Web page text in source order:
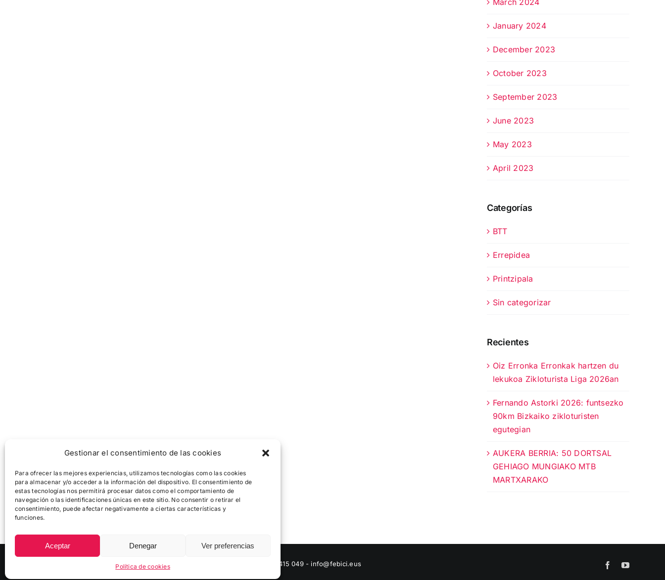
Gestionar el consentimiento de las cookies
Para ofrecer las mejores experiencias, utilizamos tecnologías como las cookies
para almacenar y/o acceder a la información del dispositivo. El consentimiento de
estas tecnologías nos permitirá procesar datos como el comportamiento de
navegación o las identificaciones únicas en este sitio. No consentir o retirar el
consentimiento, puede afectar negativamente a ciertas características y
funciones.
Aceptar Denegar Ver preferencias
Política de cookies
January 2024
December 2023
October 2023
September 2023
June 2023
May 2023
April 2023
Categorías
BTT
Errepidea
Printzipala
Sin categorizar
Recientes
Oiz Erronka Erronkak hartzen du
lekukoa Zikloturista Liga 2026an
Fernando Astorki 2026: funtsezko
90km Bizkaiko zikloturisten
egutegian
AUKERA BERRIA: 50 DORTSAL
GEHIAGO MUNGIAKO MTB
MARTXARAKO
Zikloturistaliga |Política de Cookies : 944 415 049 - info@febici.eus FacebookYouTube